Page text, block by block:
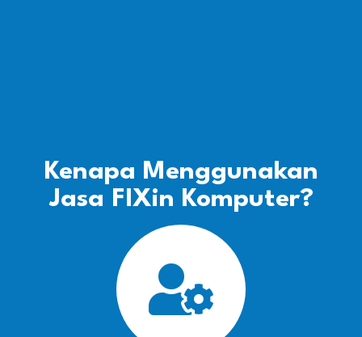
Kenapa Menggunakan
Jasa FIXin Komputer?